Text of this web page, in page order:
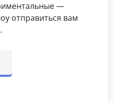
—
отправиться вам